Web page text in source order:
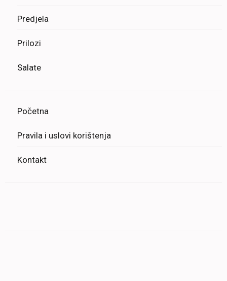
Predjela
Prilozi
Salate
Početna
Pravila i uslovi korištenja
Kontakt